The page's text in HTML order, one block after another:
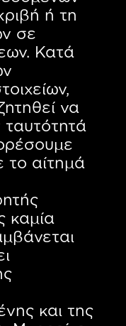
ή τη
σε
Κατά
να
το αίτημά
καμία
και της